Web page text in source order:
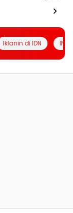
Iklanin di IDN